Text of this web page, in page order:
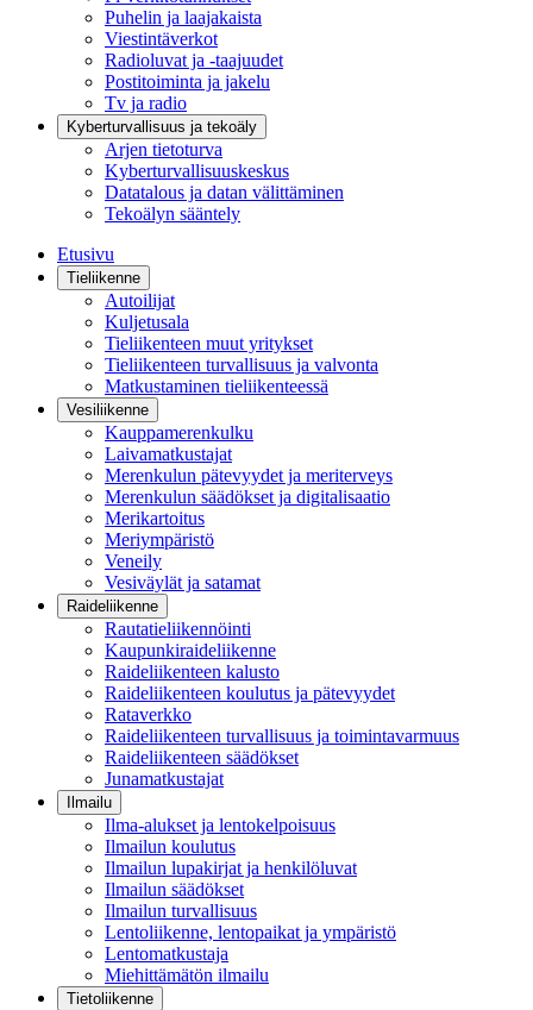
Puhelin ja laajakaista
Viestintäverkot
Radioluvat ja -taajuudet
Postitoiminta ja jakelu
Tv ja radio
Kyberturvallisuus ja tekoäly
Arjen tietoturva
Kyberturvallisuuskeskus
Datatalous ja datan välittäminen
Tekoälyn sääntely
Etusivu
Tieliikenne
Autoilijat
Kuljetusala
Tieliikenteen muut yritykset
Tieliikenteen turvallisuus ja valvonta
Matkustaminen tieliikenteessä
Vesiliikenne
Kauppamerenkulku
Laivamatkustajat
Merenkulun pätevyydet ja meriterveys
Merenkulun säädökset ja digitalisaatio
Merikartoitus
Meriympäristö
Veneily
Vesiväylät ja satamat
Raideliikenne
Rautatieliikennöinti
Kaupunkiraideliikenne
Raideliikenteen kalusto
Raideliikenteen koulutus ja pätevyydet
Rataverkko
Raideliikenteen turvallisuus ja toimintavarmuus
Raideliikenteen säädökset
Junamatkustajat
Ilmailu
Ilma-alukset ja lentokelpoisuus
Ilmailun koulutus
Ilmailun lupakirjat ja henkilöluvat
Ilmailun säädökset
Ilmailun turvallisuus
Lentoliikenne, lentopaikat ja ympäristö
Lentomatkustaja
Miehittämätön ilmailu
Tietoliikenne